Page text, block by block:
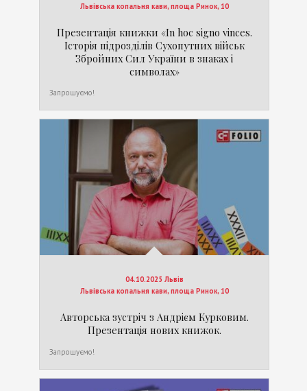
Львівська копальня кави, площа Ринок, 10
Презентація книжки «In hoc signo vinces.
Історія підрозділів Сухопутних військ
Збройних Сил України в знаках і
символах»
Запрошуємо!
04.10.2025 Львів
Львівська копальня кави, площа Ринок, 10
Авторська зустріч з Андрієм Курковим.
Презентація нових книжок.
Запрошуємо!